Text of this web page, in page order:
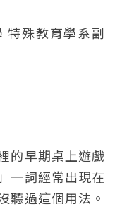
特殊教育學系副
的早期桌上遊戲
一詞經常出現在
聽過這個用法。